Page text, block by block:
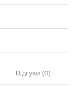
Відгуки (0)